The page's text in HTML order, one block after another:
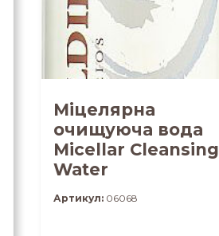
Міцелярна
очищуюча вода
Micellar Cleansing
Water
Артикул:06068